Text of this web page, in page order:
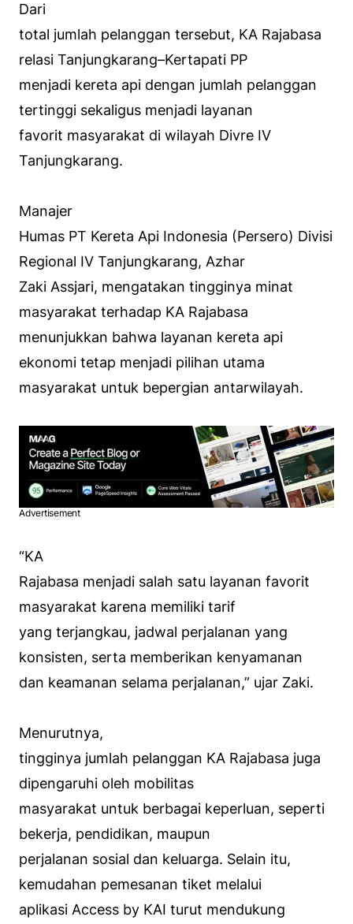
Dari
total jumlah pelanggan tersebut, KA Rajabasa
relasi Tanjungkarang–Kertapati PP
menjadi kereta api dengan jumlah pelanggan
tertinggi sekaligus menjadi layanan
favorit masyarakat di wilayah Divre IV
Tanjungkarang.
Manajer
Humas PT Kereta Api Indonesia (Persero) Divisi
Regional IV Tanjungkarang, Azhar
Zaki Assjari, mengatakan tingginya minat
masyarakat terhadap KA Rajabasa
menunjukkan bahwa layanan kereta api
ekonomi tetap menjadi pilihan utama
masyarakat untuk bepergian antarwilayah.
Advertisement
“KA
Rajabasa menjadi salah satu layanan favorit
masyarakat karena memiliki tarif
yang terjangkau, jadwal perjalanan yang
konsisten, serta memberikan kenyamanan
dan keamanan selama perjalanan,” ujar Zaki.
Menurutnya,
tingginya jumlah pelanggan KA Rajabasa juga
dipengaruhi oleh mobilitas
masyarakat untuk berbagai keperluan, seperti
bekerja, pendidikan, maupun
perjalanan sosial dan keluarga. Selain itu,
kemudahan pemesanan tiket melalui
aplikasi Access by KAI turut mendukung